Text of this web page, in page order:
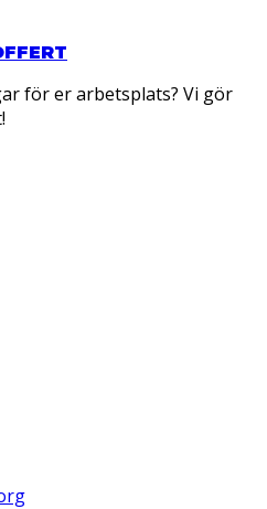
för er arbetsplats? Vi gör